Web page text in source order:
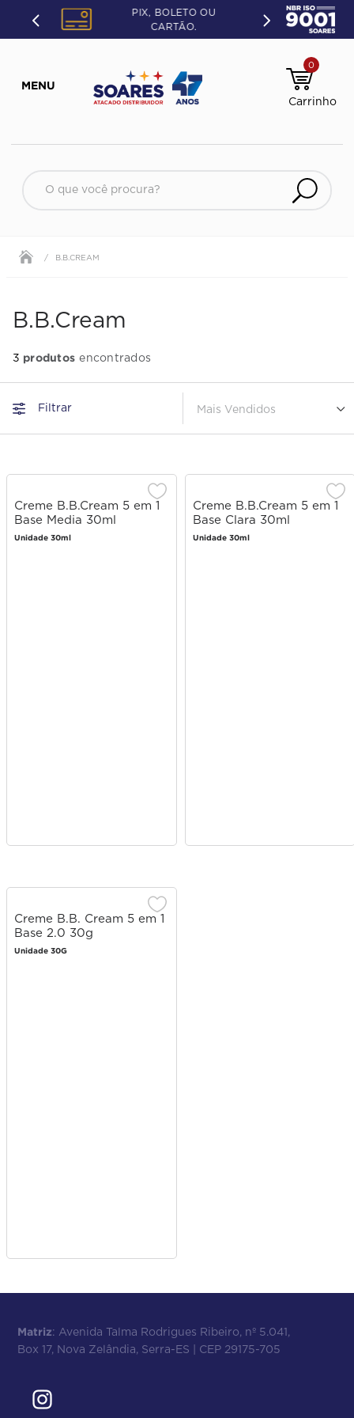
PIX, BOLETO OU
CARTÃO.
0
O que você procura?
B.B.CREAM
B.B.Cream
3 produtos
Filtrar Mais Vendidos
Creme B.B.Cream 5 em 1
Base Media 30ml
Unidade 30ml
Creme B.B.Cream 5 em 1
Base Clara 30ml
Unidade 30ml
Creme B.B. Cream 5 em 1
Base 2.0 30g
Unidade 30G
Matriz: Avenida Talma Rodrigues Ribeiro, nº 5.041,
Box 17, Nova Zelândia, Serra-ES | CEP 29175-705